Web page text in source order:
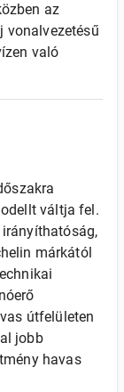
az
vonalvezetésű
való
váltja fel.
márkától
útfelületen
jobb
havas